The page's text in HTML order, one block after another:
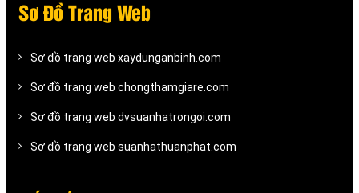
Sơ Đồ Trang Web
Sơ đồ trang web xaydunganbinh.com
Sơ đồ trang web chongthamgiare.com
Sơ đồ trang web dvsuanhatrongoi.com
Sơ đồ trang web suanhathuanphat.com